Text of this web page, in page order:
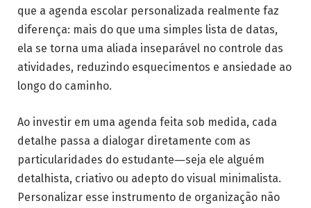
que a agenda escolar personalizada realmente faz
diferença: mais do que uma simples lista de datas,
ela se torna uma aliada inseparável no controle das
atividades, reduzindo esquecimentos e ansiedade ao
longo do caminho.
Ao investir em uma agenda feita sob medida, cada
detalhe passa a dialogar diretamente com as
particularidades do estudante―seja ele alguém
detalhista, criativo ou adepto do visual minimalista.
Personalizar esse instrumento de organização não